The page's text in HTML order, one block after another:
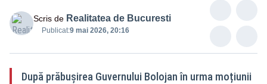
Scris de Realitatea de Bucuresti
Publicat:9 mai 2026, 20:16
După prăbușirea Guvernului Bolojan în urma moțiunii